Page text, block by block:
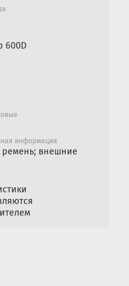
бутылок.
600D
информация
внешние